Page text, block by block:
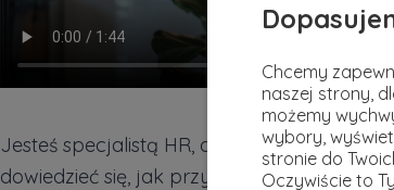
Jesteś specjalistą HR, dyrektorem
dowiedzieć się, jak przygotować swoją
Chcemy
naszej strony,
możemy
wybory,
stronie do
Oczywiście to